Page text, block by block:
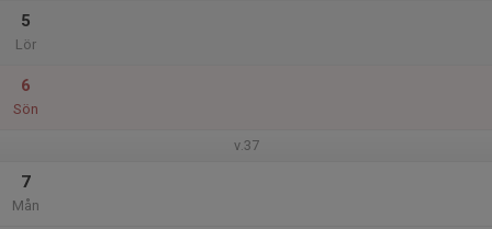
5
Lör
6
Sön
v.37
7
Mån